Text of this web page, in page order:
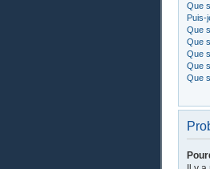
Que
Puis-
Que
Que
Que
Que
Que